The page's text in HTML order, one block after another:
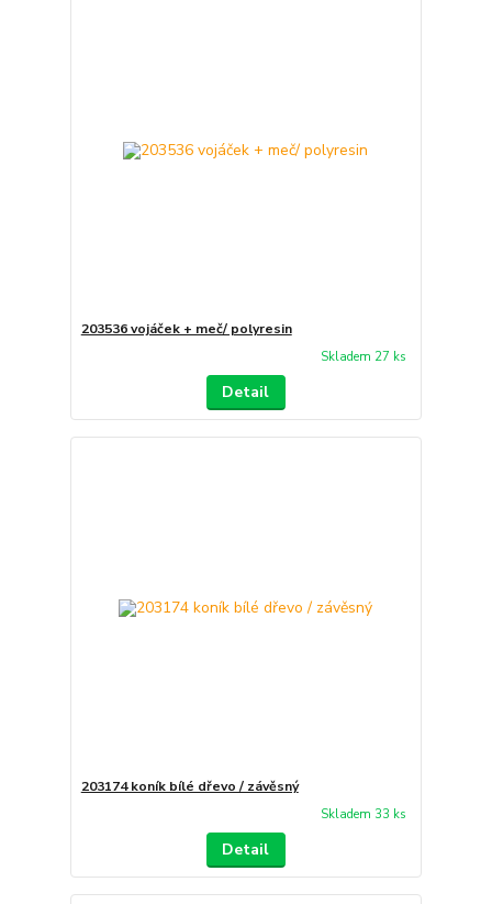
203536 vojáček + meč/ polyresin
Skladem 27 ks
Detail
203174 koník bílé dřevo / závěsný
Skladem 33 ks
Detail